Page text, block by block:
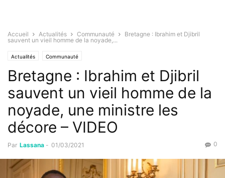
Accueil Actualités Communauté
Bretagne : Ibrahim et Djibril
sauvent un vieil homme de la noyade,...
Actualités Communauté
Bretagne : Ibrahim et Djibril
sauvent un vieil homme de la
noyade, une ministre les
décore – VIDEO
Par Lassana - 01/03/2021 0